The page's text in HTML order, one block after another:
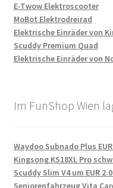
E-Twow Elektroscooter
MoBot Elektrodreirad
Elektrische Einräder von
Scuddy Premium Quad
Elektrische Einräder von
Im FunShop Wien
Waydoo Subnado Plus
Kingsong KS18XL Pro
Scuddy Slim V4 um EUR
Seniorenfahrzeug Vita